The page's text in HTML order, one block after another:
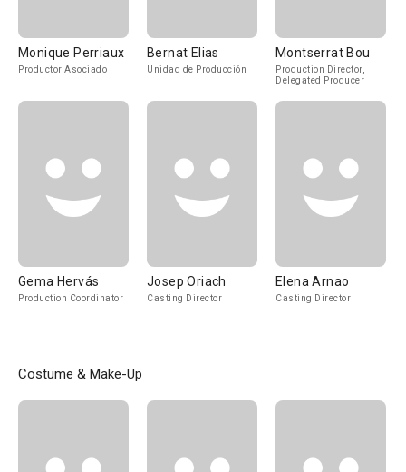
Monique Perriaux
Productor Asociado
Bernat Elias
Unidad de Producción
Montserrat Bou
Production Director,
Delegated Producer
Gema Hervás
Production Coordinator
Josep Oriach
Casting Director
Elena Arnao
Casting Director
Costume & Make-Up